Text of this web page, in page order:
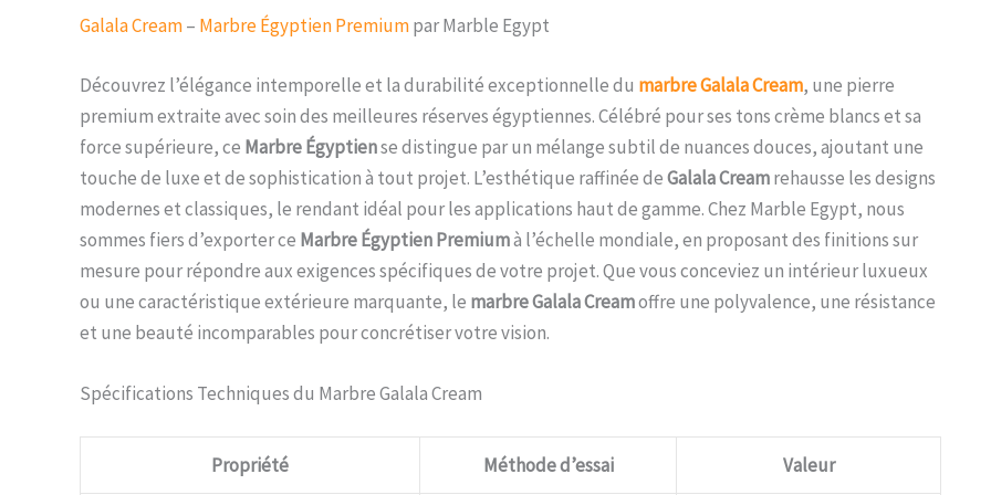
Galala Cream– Marbre Égyptien Premiumpar Marble Egypt
Découvrez l’élégance intemporelle et la durabilité exceptionnelle du marbre Galala Cream, une pierre
premium extraite avec soin des meilleures réserves égyptiennes. Célébré pour ses tons crème blancs et sa
force supérieure, ce Marbre Égyptiense distingue par un mélange subtil de nuances douces, ajoutant une
touche de luxe et de sophistication à tout projet. L’esthétique raffinée deGalala Creamrehausse les designs
modernes et classiques, le rendant idéal pour les applications haut de gamme. Chez Marble Egypt, nous
sommes fiers d’exporter ce Marbre Égyptien Premiumà l’échelle mondiale, en proposant des finitions sur
mesure pour répondre aux exigences spécifiques de votre projet. Que vous conceviez un intérieur luxueux
ou une caractéristique extérieure marquante, le marbre Galala Creamoffre une polyvalence, une résistance
et une beauté incomparables pour concrétiser votre vision.
Spécifications Techniques du Marbre Galala Cream
Propriété Méthode d’essai Valeur